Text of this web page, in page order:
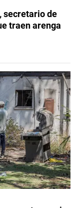
secretario de
traen arenga